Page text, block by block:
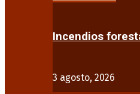
Incendios
3 agosto, 2026